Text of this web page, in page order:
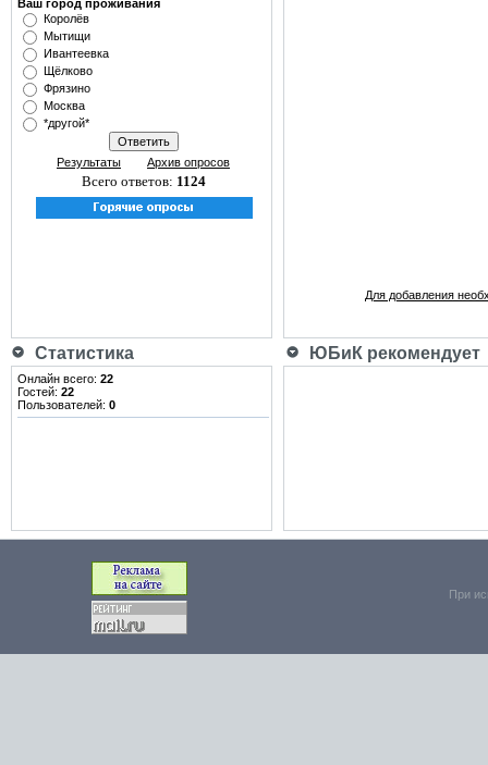
Ваш город проживания
Королёв
Мытищи
Ивантеевка
Щёлково
Фрязино
Москва
*другой*
Результаты Архив опросов
Всего ответов: 1124
Для добавления
Статистика ЮБиК рекомендует
Онлайн всего: 22
Гостей: 22
Пользователей: 0
При